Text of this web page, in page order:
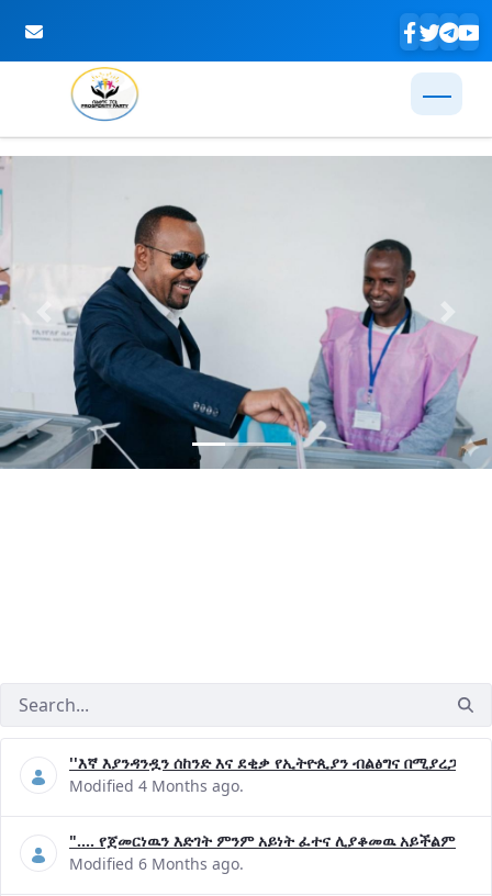
Skip to Main Content
Previous Next
''እኛ እያንዳንዷን ሰከንድ እና ደቂቃ የኢትዮጲያን ብልፅግና
Modified 4 Months ago.
".... የጀመርነዉን እድገት ምንም አይነት ፈተና ሊያቆመዉ አይችልም"-
Modified 6 Months ago.